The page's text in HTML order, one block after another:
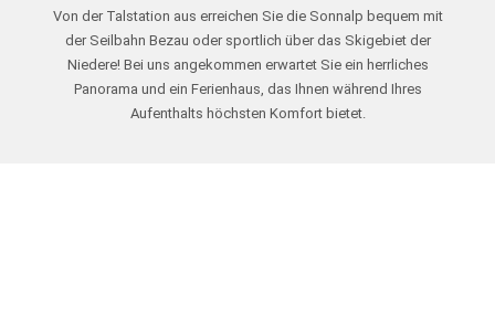
Von der Talstation aus erreichen Sie die Sonnalp bequem mit
der Seilbahn Bezau oder sportlich über das Skigebiet der
Niedere! Bei uns angekommen erwartet Sie ein herrliches
Panorama und ein Ferienhaus, das Ihnen während Ihres
Aufenthalts höchsten Komfort bietet.